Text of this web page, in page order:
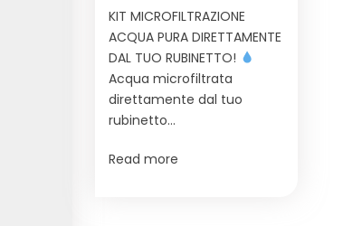
KIT MICROFILTRAZIONE
ACQUA PURA DIRETTAMENTE
DAL TUO RUBINETTO!
Acqua microfiltrata
direttamente dal tuo
rubinetto…
Read more